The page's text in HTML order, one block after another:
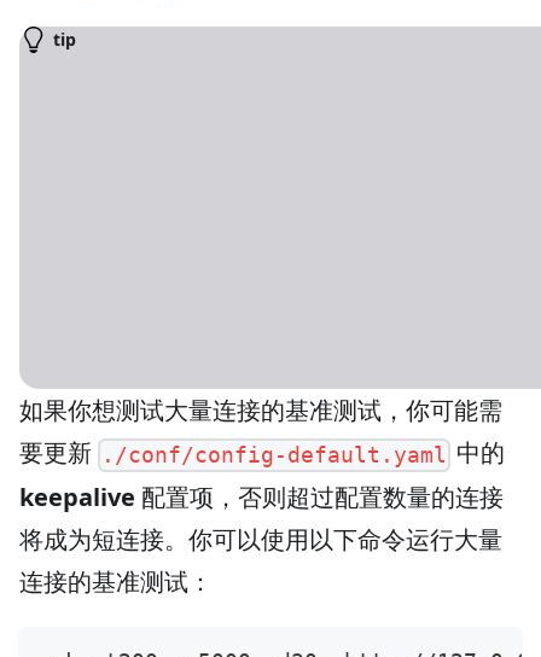
tip
如果你想测试大量连接的基准测试，你可能需
要更新 ./conf/config-default.yaml 中的
keepalive 配置项，否则超过配置数量的连接
将成为短连接。你可以使用以下命令运行大量
连接的基准测试：